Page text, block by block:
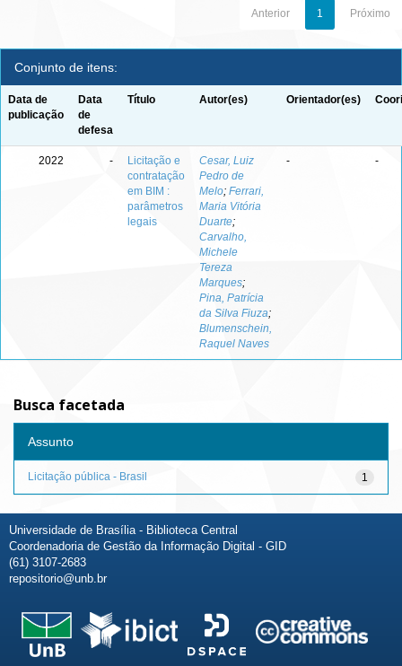
Anterior 1 Próximo
Conjunto de itens:
Data de
publicação
Data
de
defesa
Título Autor(es) Orientador(es)
2022 -
Licitação e
contratação
em BIM :
parâmetros
legais
Cesar, Luiz
Pedro de
Melo; Ferrari,
Maria Vitória
Duarte;
Carvalho,
Michele
Tereza
Marques;
Pina, Patrícia
da Silva Fiuza;
Blumenschein,
Raquel Naves
- -
Busca facetada
Assunto
1
Licitação pública - Brasil
Universidade de Brasília - Biblioteca Central
Coordenadoria de Gestão da Informação Digital - GID
(61) 3107-2683
repositorio@unb.br